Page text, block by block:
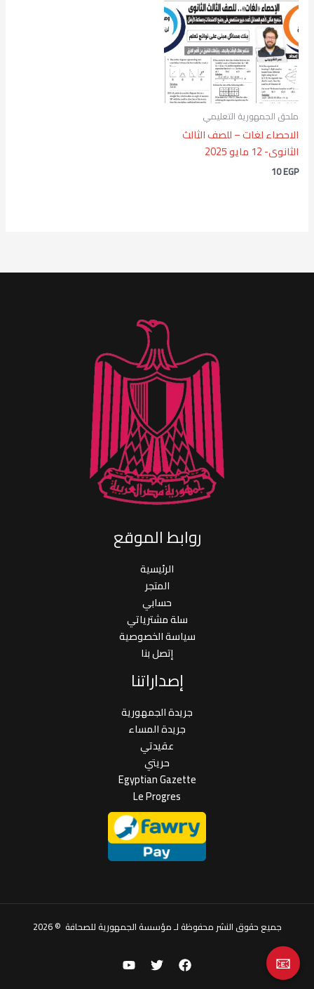
ملحق الجمهورية التعليمي
الاحصاء لغات – للصف الثالث
الثانوى- 12 مايو 2025
10EGP
روابط الموقع
الرئيسية
المتجر
حسابي
سلة مشترياتي
سياسة الخصوصية
إتصل بنا
إصداراتنا
جريدة الجمهورية
جريدة المساء
عقيدتي
حريتي
Egyptian Gazette
Le Progres
جميع حقوق النشر محفوظة لـ مؤسسة الجمهورية للصحافة © 2026
📧